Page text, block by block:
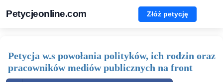
Petycjeonline.com Złóż petycję
Petycja w.s powołania polityków, ich rodzin oraz
pracowników mediów publicznych na front